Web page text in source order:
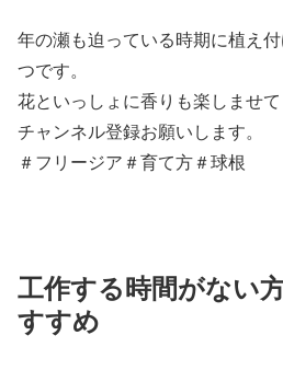
年の瀬も迫っている時期に植え
つです。
花といっしょに香りも楽しませて
チャンネル登録お願いします。
＃フリージア＃育て方＃球根
工作する時間がない
すすめ